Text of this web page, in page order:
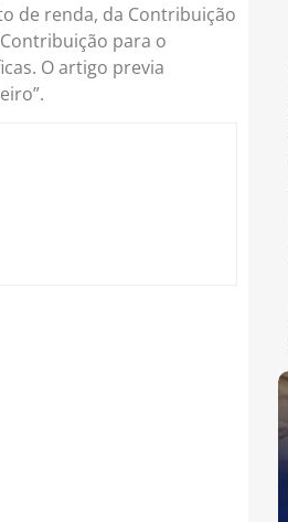
de renda, da Contribuição
para o
O artigo previa